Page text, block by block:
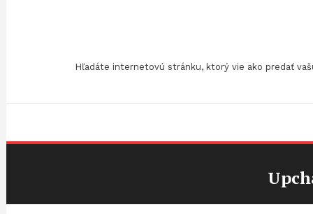
Hľadáte internetovú stránku, ktorý vie ako predať